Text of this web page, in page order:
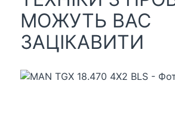
МОЖУТЬ ВАС
ЗАЦІКАВИТИ